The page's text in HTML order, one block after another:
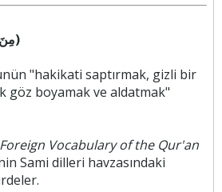
Mine's-sihri (مِنَ السِّحْرِ)
"hakikati saptırmak, gizli bir
göz boyamak ve aldatmak"
Vocabulary of the Qur'an
Sami dilleri havzasındaki